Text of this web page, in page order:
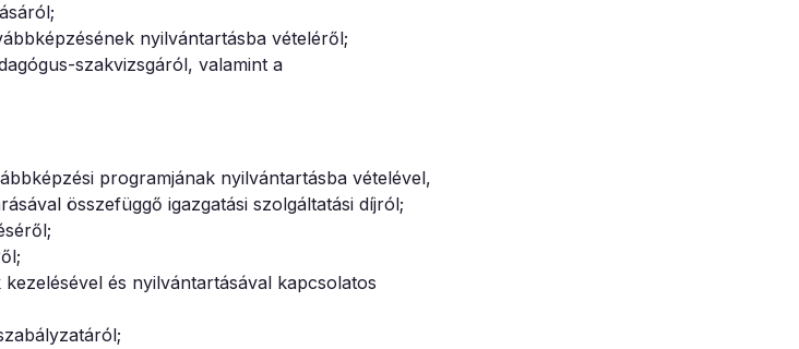
nyilvántartásba vételéről;
szakvizsgáról, valamint a
programjának nyilvántartásba vételével,
összefüggő igazgatási szolgáltatási díjról;
és nyilvántartásával kapcsolatos